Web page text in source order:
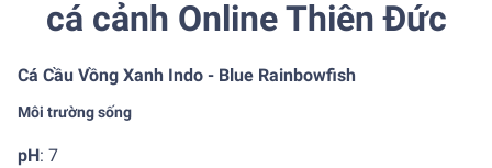
cá cảnh Online Thiên Đức
Cá Cầu Vồng Xanh Indo - Blue Rainbowfish
Môi trường sống
pH: 7